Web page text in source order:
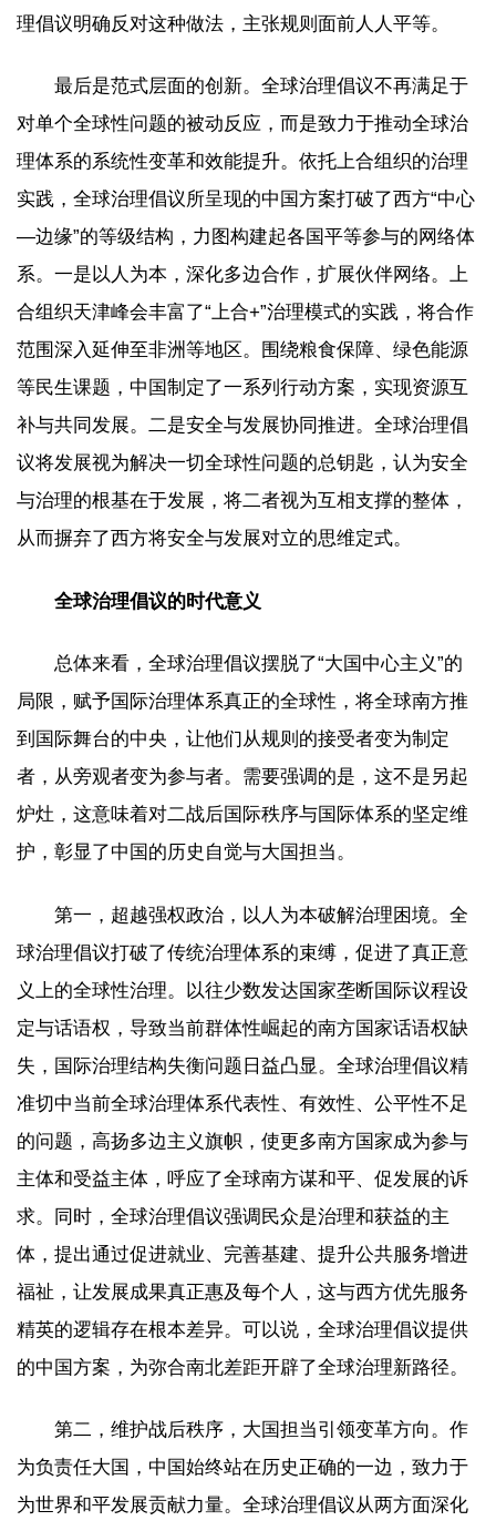
理倡议明确反对这种做法，主张规则面前人人平等。
最后是范式层面的创新。全球治理倡议不再满足于
对单个全球性问题的被动反应，而是致力于推动全球治
理体系的系统性变革和效能提升。依托上合组织的治理
实践，全球治理倡议所呈现的中国方案打破了西方“中心
—边缘”的等级结构，力图构建起各国平等参与的网络体
系。一是以人为本，深化多边合作，扩展伙伴网络。上
合组织天津峰会丰富了“上合+”治理模式的实践，将合作
范围深入延伸至非洲等地区。围绕粮食保障、绿色能源
等民生课题，中国制定了一系列行动方案，实现资源互
补与共同发展。二是安全与发展协同推进。全球治理倡
议将发展视为解决一切全球性问题的总钥匙，认为安全
与治理的根基在于发展，将二者视为互相支撑的整体，
从而摒弃了西方将安全与发展对立的思维定式。
全球治理倡议的时代意义
总体来看，全球治理倡议摆脱了“大国中心主义”的
局限，赋予国际治理体系真正的全球性，将全球南方推
到国际舞台的中央，让他们从规则的接受者变为制定
者，从旁观者变为参与者。需要强调的是，这不是另起
炉灶，这意味着对二战后国际秩序与国际体系的坚定维
护，彰显了中国的历史自觉与大国担当。
第一，超越强权政治，以人为本破解治理困境。全
球治理倡议打破了传统治理体系的束缚，促进了真正意
义上的全球性治理。以往少数发达国家垄断国际议程设
定与话语权，导致当前群体性崛起的南方国家话语权缺
失，国际治理结构失衡问题日益凸显。全球治理倡议精
准切中当前全球治理体系代表性、有效性、公平性不足
的问题，高扬多边主义旗帜，使更多南方国家成为参与
主体和受益主体，呼应了全球南方谋和平、促发展的诉
求。同时，全球治理倡议强调民众是治理和获益的主
体，提出通过促进就业、完善基建、提升公共服务增进
福祉，让发展成果真正惠及每个人，这与西方优先服务
精英的逻辑存在根本差异。可以说，全球治理倡议提供
的中国方案，为弥合南北差距开辟了全球治理新路径。
第二，维护战后秩序，大国担当引领变革方向。作
为负责任大国，中国始终站在历史正确的一边，致力于
为世界和平发展贡献力量。全球治理倡议从两方面深化